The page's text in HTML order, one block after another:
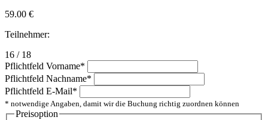
59.00 €
Teilnehmer:
16 / 18
Pflichtfeld Vorname*
Pflichtfeld Nachname*
Pflichtfeld E-Mail*
* notwendige Angaben, damit wir die Buchung richtig zuordnen können
Preisoption